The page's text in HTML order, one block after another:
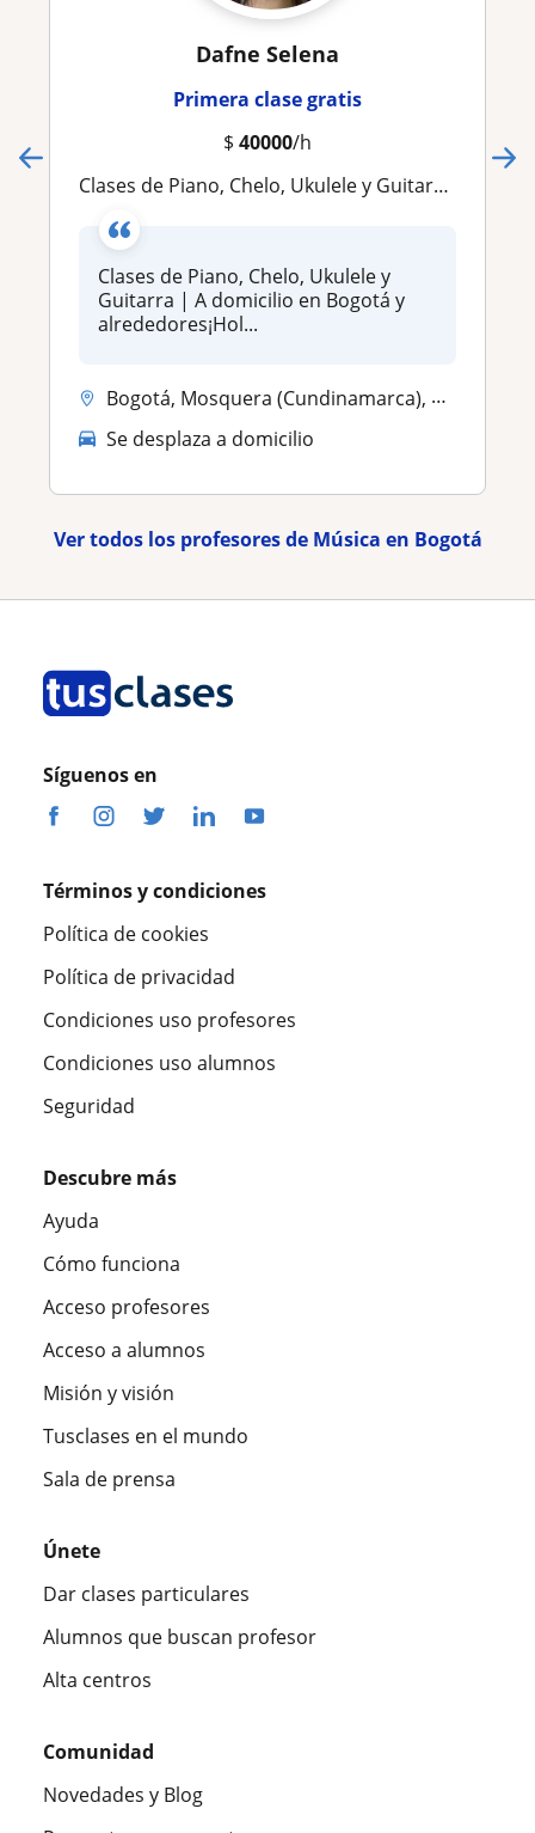
Dafne Selena
Primera clase gratis
$ 40000/h
Clases de Piano, Chelo, Ukulele y Guitarra | A domicilio en Bogotá y alrededores (Te puedo prestar chelo, guitarra o ukulele)
Clases de Piano, Chelo, Ukulele y
Guitarra | A domicilio en Bogotá y
alrededores¡Hol...
Bogotá, Mosquera (Cundinamarca), Soacha, Ubaque
Se desplaza a domicilio
Ver todos los profesores de Música en Bogotá
Síguenos en
Términos y condiciones
Política de cookies
Política de privacidad
Condiciones uso profesores
Condiciones uso alumnos
Seguridad
Descubre más
Ayuda
Cómo funciona
Acceso profesores
Acceso a alumnos
Misión y visión
Tusclases en el mundo
Sala de prensa
Únete
Dar clases particulares
Alumnos que buscan profesor
Alta centros
Comunidad
Novedades y Blog